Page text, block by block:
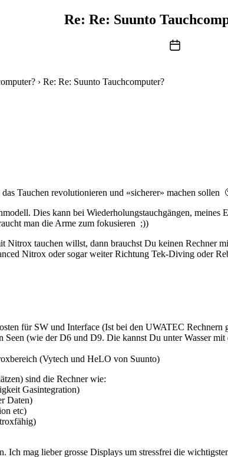
Re: Re: Suunto
Beitragsdatum
› Re: Re: Suunto Tauchcomputer?
Tauchen revolutionieren und «sicherer» machen sollen
Dies kann bei Wiederholungstauchgängen, meines
man die Arme zum fokusieren ;))
Nitrox tauchen willst, dann brauchst Du keinen Rechner
Nitrox oder sogar weiter Richtung Tek-Diving oder
für SW und Interface (Ist bei den UWATEC Rechnern
(wie der D6 und D9. Die kannst Du unter Wasser mit
(Vytech und HeLO von Suunto)
sind die Rechner wie:
Gasintegration)
Daten)
etc)
mag lieber grosse Displays um stressfrei die